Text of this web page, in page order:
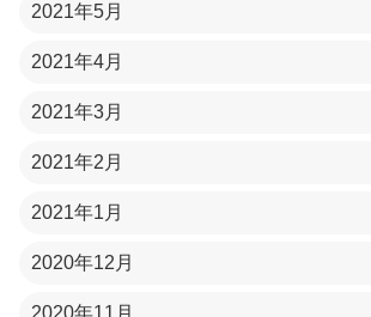
2021年5月
2021年4月
2021年3月
2021年2月
2021年1月
2020年12月